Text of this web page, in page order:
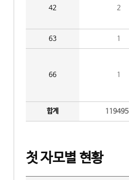
42 2
63 1
66 1
합계
첫 자모별 현황